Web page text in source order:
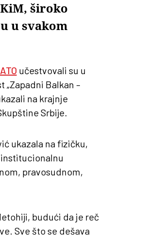
široko
u svakom
učestvovali su u
Balkan –
na krajnje
Srbije.
ukazala na fizičku,
institucionalnu
pravosudnom,
budući da je reč
Sve što se dešava